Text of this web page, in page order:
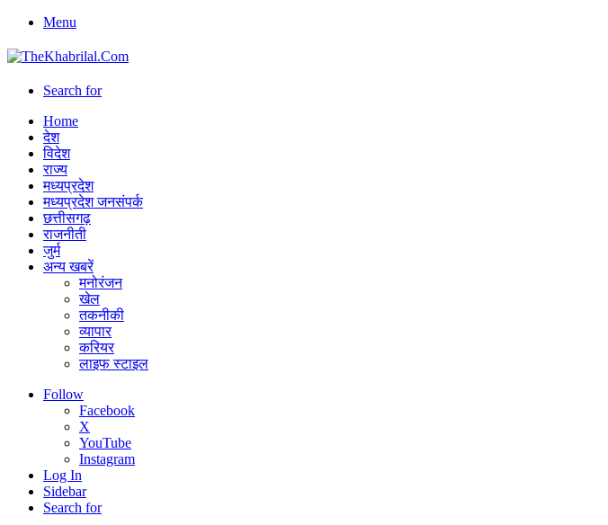
Menu
Search for
Home
देश
विदेश
राज्य
मध्यप्रदेश
मध्यप्रदेश जनसंपर्क
छत्तीसगढ़
राजनीती
जुर्म
अन्य खबरें
मनोरंजन
खेल
तकनीकी
व्यापार
करियर
लाइफ स्टाइल
Follow
Facebook
X
YouTube
Instagram
Log In
Sidebar
Search for